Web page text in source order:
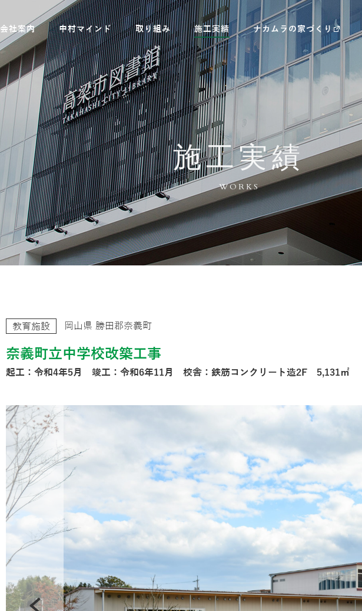
会社案内 中村マインド 取り組み 施工実績 ナカムラの家づくり
施工実績
WORKS
教育施設 岡山県 勝田郡奈義町
奈義町立中学校改築工事
起工：令和4年5月 竣工：令和6年11月 校舎：鉄筋コンクリート造2F 5,131㎡